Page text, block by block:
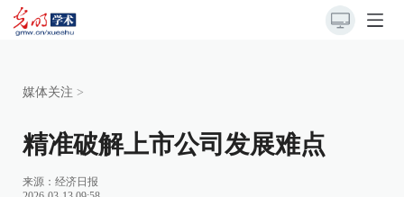
媒体关注 >
精准破解上市公司发展难点
来源： 经济日报